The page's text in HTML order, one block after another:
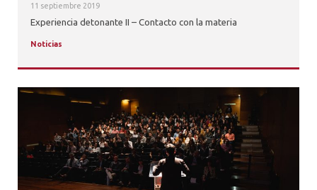
11 septiembre 2019
Experiencia detonante II – Contacto con la materia
Noticias